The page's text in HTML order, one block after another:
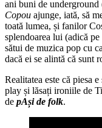
ani buni de underground
Copou ajunge, iată, să
toată lumea, și fanilor
splendoarea lui (adică
sătui de muzica pop cu
dacă ei se alintă că sunt
Realitatea este că piesa
play și lăsați ironiile de
de pAși de folk.